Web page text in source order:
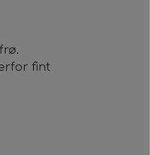
fint